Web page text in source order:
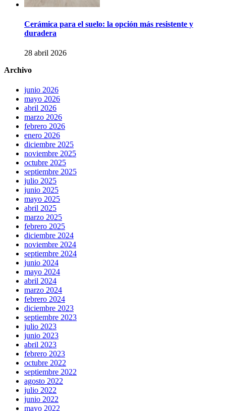
Cerámica para el suelo: la opción más resistente y
duradera
28 abril 2026
Archivo
junio 2026
mayo 2026
abril 2026
marzo 2026
febrero 2026
enero 2026
diciembre 2025
noviembre 2025
octubre 2025
septiembre 2025
julio 2025
junio 2025
mayo 2025
abril 2025
marzo 2025
febrero 2025
diciembre 2024
noviembre 2024
septiembre 2024
junio 2024
mayo 2024
abril 2024
marzo 2024
febrero 2024
diciembre 2023
septiembre 2023
julio 2023
junio 2023
abril 2023
febrero 2023
octubre 2022
septiembre 2022
agosto 2022
julio 2022
junio 2022
mayo 2022